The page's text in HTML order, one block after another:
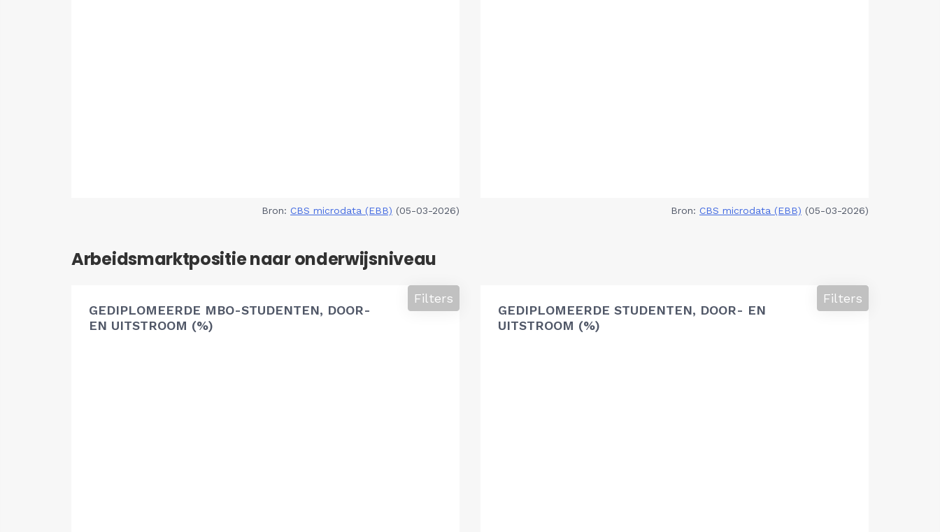
Bron: CBS microdata (EBB) (05-03-2026) Bron: CBS microdata (EBB) (05-03-2026)
Arbeidsmarktpositie naar onderwijsniveau
GEDIPLOMEERDE MBO-STUDENTEN, DOOR-
EN UITSTROOM (%)
Filters
GEDIPLOMEERDE STUDENTEN, DOOR- EN
UITSTROOM (%)
Filters